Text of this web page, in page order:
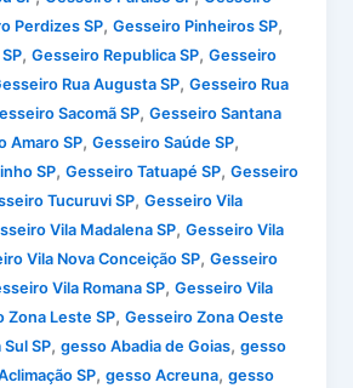
Perdizes SP,Gesseiro Pinheiros SP,
,Gesseiro Republica SP,Gesseiro
Rua Augusta SP,Gesseiro Rua
Sacomã SP,Gesseiro Santana
Amaro SP,Gesseiro Saúde SP,
SP,Gesseiro Tatuapé SP,Gesseiro
Tucuruvi SP,Gesseiro Vila
Vila Madalena SP,Gesseiro Vila
Vila Nova Conceição SP,Gesseiro
Vila Romana SP,Gesseiro Vila
Zona Leste SP,Gesseiro Zona Oeste
SP,gesso Abadia de Goias,gesso
SP,gesso Acreuna,gesso